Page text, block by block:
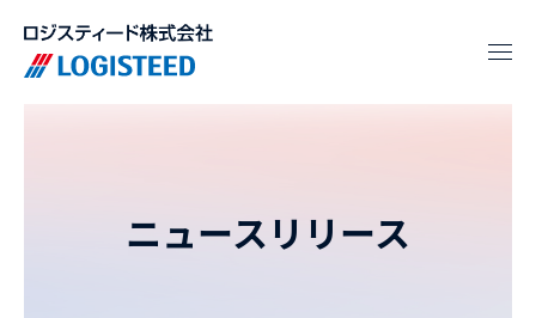
ニュースリリース